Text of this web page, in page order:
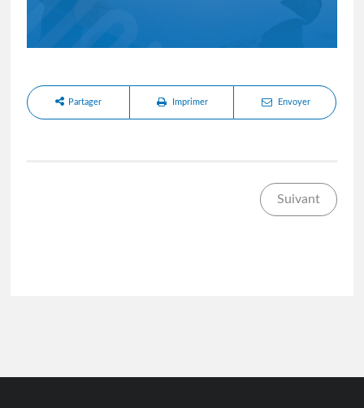
Partager Imprimer Envoyer
Suivant